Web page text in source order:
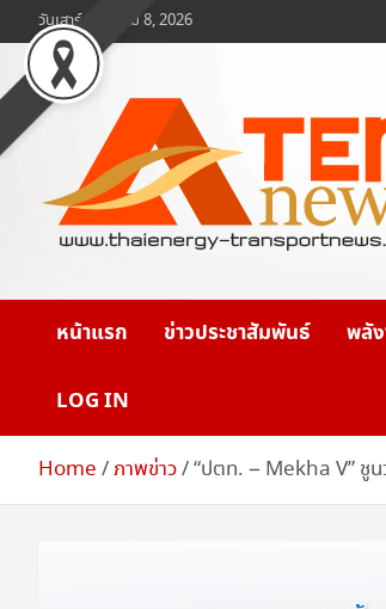
to
content
วันเสาร์, สิงหาคม 8, 2026
www.ten-
หน้าแรก ข่าวประชาสัมพันธ์ พลั
LOG IN
Home ภาพข่าว “ปตท. – Mekha V” ชู